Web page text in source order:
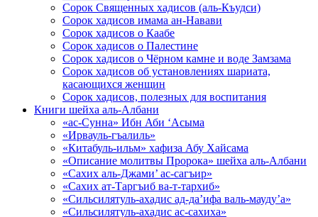
Сорок Священных хадисов (аль-Къудси)
Сорок хадисов имама ан-Навави
Сорок хадисов о Каабе
Сорок хадисов о Палестине
Сорок хадисов о Чёрном камне и воде Замзама
Сорок хадисов об установлениях шариата,
касающихся женщин
Сорок хадисов, полезных для воспитания
Книги шейха аль-Албани
«ас-Сунна» Ибн Аби ‘Асыма
«Ирвауль-гъалиль»
«Китабуль-ильм» хафиза Абу Хайсама
«Описание молитвы Пророка» шейха аль-Албани
«Сахих аль-Джами’ ас-сагъир»
«Сахих ат-Таргъиб ва-т-тархиб»
«Сильсилятуль-ахадис ад-да’ифа валь-мауду’а»
«Сильсилятуль-ахадис ас-сахиха»